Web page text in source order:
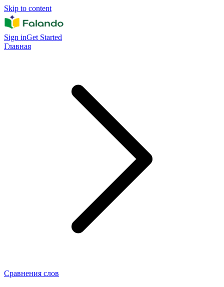
Skip to content
Sign inGet Started
Главная
Сравнения слов